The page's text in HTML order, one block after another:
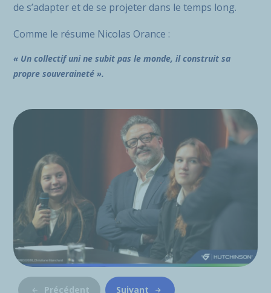
de s’adapter et de se projeter dans le temps long.
Comme le résume Nicolas Orance :
« Un collectif uni ne subit pas le monde, il construit sa
propre souveraineté ».
Précédent Suivant